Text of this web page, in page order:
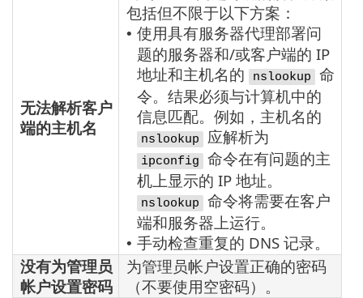
无法解析客户
端的主机名
包括但不限于以下方案：
• 使用具有服务器代理部署问
题的服务器和/或客户端的 IP
地址和主机名的
nslookup
命
令。结果必须与计算机中的
信息匹配。例如，主机名的
nslookup 应解析为
ipconfig
命令在有问题的主
机上显示的 IP 地址。
nslookup
命令将需要在客户
端和服务器上运行。
• 手动检查重复的 DNS 记录。
没有为管理员
帐户设置密码
为管理员帐户设置正确的密码
（不要使用空密码）。